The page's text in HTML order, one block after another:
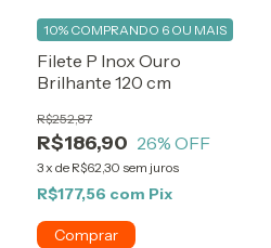
Filete P Inox Ouro
Brilhante 120 cm
R$186,90
R$252,87
26% OFF
3 x de R$62,30 sem juros
10% COMPRANDO 6 OU MAIS
R$177,56 com Pix